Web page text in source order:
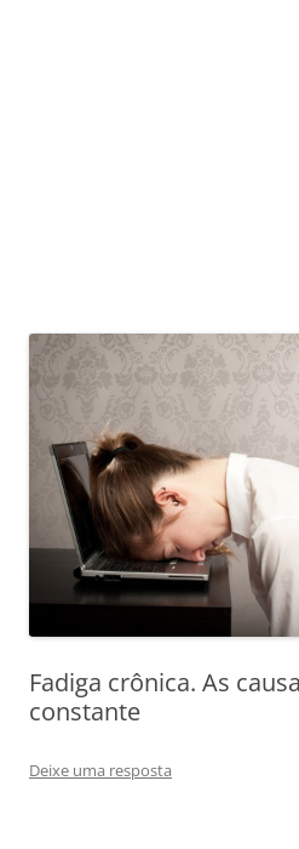
Fadiga crônica. As
constante
Deixe uma resposta